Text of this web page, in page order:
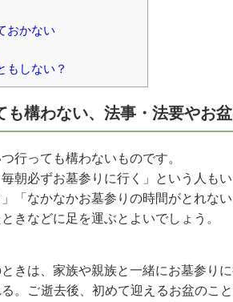
おかない
しない？
も構わない、法事・法要やお
行っても構わないものです。
朝必ずお墓参りに行く」という人もい
「なかなかお墓参りの時間がとれな
きなどに足を運ぶとよいでしょう。
きは、家族や親族と一緒にお墓参りに
。ご逝去後、初めて迎えるお盆のこ